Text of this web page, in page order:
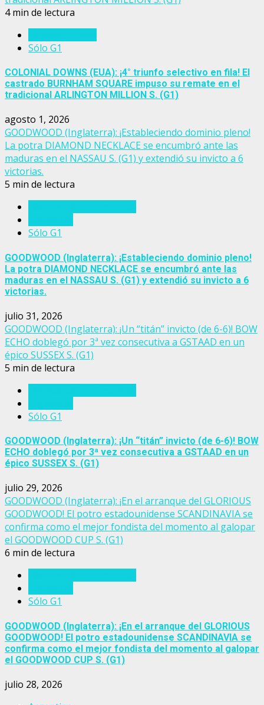
4 min de lectura
Sólo G1
COLONIAL DOWNS (EUA): ¡4° triunfo selectivo en fila! El
castrado BURNHAM SQUARE impuso su remate en el
tradicional ARLINGTON MILLION S. (G1)
agosto 1, 2026
GOODWOOD (Inglaterra): ¡Estableciendo dominio pleno!
La potra DIAMOND NECKLACE se encumbró ante las
maduras en el NASSAU S. (G1) y extendió su invicto a 6
victorias.
5 min de lectura
Sólo G1
GOODWOOD (Inglaterra): ¡Estableciendo dominio pleno!
La potra DIAMOND NECKLACE se encumbró ante las
maduras en el NASSAU S. (G1) y extendió su invicto a 6
victorias.
julio 31, 2026
GOODWOOD (Inglaterra): ¡Un “titán” invicto (de 6-6)! BOW
ECHO doblegó por 3ª vez consecutiva a GSTAAD en un
épico SUSSEX S. (G1)
5 min de lectura
Sólo G1
GOODWOOD (Inglaterra): ¡Un “titán” invicto (de 6-6)! BOW
ECHO doblegó por 3ª vez consecutiva a GSTAAD en un
épico SUSSEX S. (G1)
julio 29, 2026
GOODWOOD (Inglaterra): ¡En el arranque del GLORIOUS
GOODWOOD! El potro estadounidense SCANDINAVIA se
confirma como el mejor fondista del momento al galopar
el GOODWOOD CUP S. (G1)
6 min de lectura
Sólo G1
GOODWOOD (Inglaterra): ¡En el arranque del GLORIOUS
GOODWOOD! El potro estadounidense SCANDINAVIA se
confirma como el mejor fondista del momento al galopar
el GOODWOOD CUP S. (G1)
julio 28, 2026